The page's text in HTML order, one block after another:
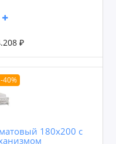
₽
-40%
180х200 с